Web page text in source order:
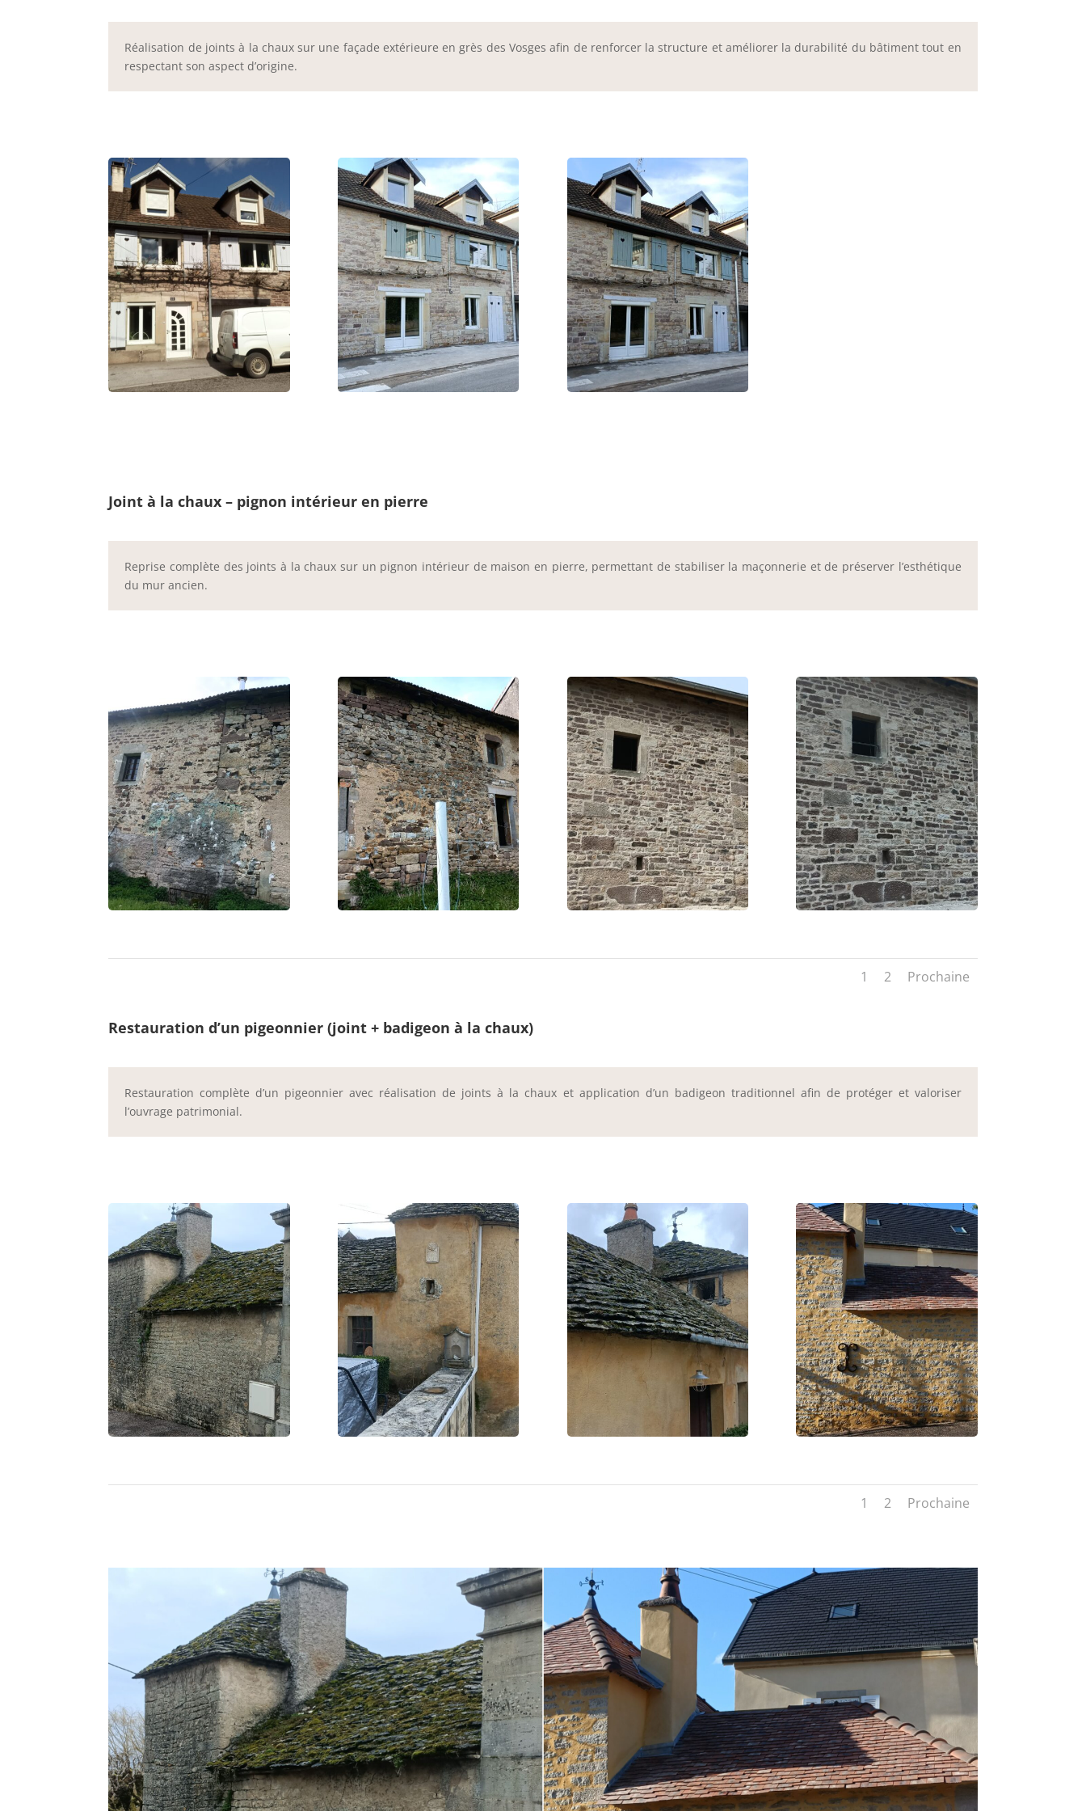
Réalisation de joints à la chaux sur une façade extérieure en grès des Vosges afin de renforcer la structure et améliorer la durabilité du bâtiment tout en
respectant son aspect d’origine.
Joint à la chaux – pignon intérieur en pierre
Reprise complète des joints à la chaux sur un pignon intérieur de maison en pierre, permettant de stabiliser la maçonnerie et de préserver l’esthétique
du mur ancien.
1 2 Prochaine
Restauration d’un pigeonnier (joint + badigeon à la chaux)
Restauration complète d’un pigeonnier avec réalisation de joints à la chaux et application d’un badigeon traditionnel afin de protéger et valoriser
l’ouvrage patrimonial.
1 2 Prochaine